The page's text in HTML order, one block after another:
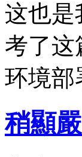
这也是
考了这
环境部
稍顯